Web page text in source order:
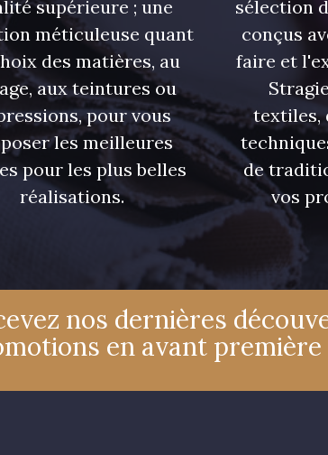
supérieure ; une
méticuleuse quant
des matières, au
aux teintures ou
pour vous
les meilleures
pour les plus belles
réalisations.
sélection
conçus
faire et
textiles,
de
vos
nos dernières
en avant première